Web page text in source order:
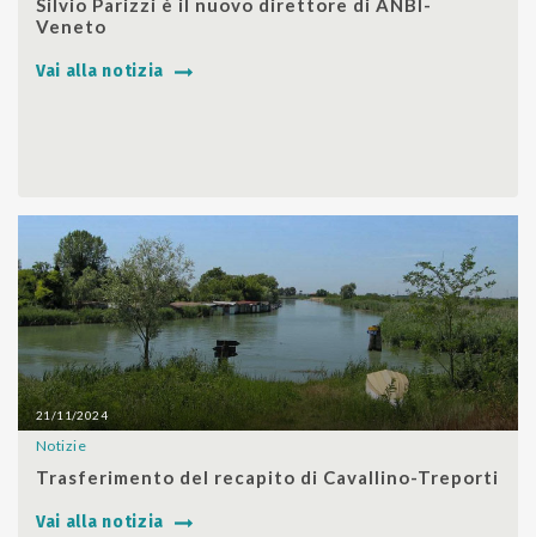
Silvio Parizzi è il nuovo direttore di ANBI-
Veneto
Vai alla notizia
21/11/2024
Notizie
Trasferimento del recapito di Cavallino-Treporti
Vai alla notizia